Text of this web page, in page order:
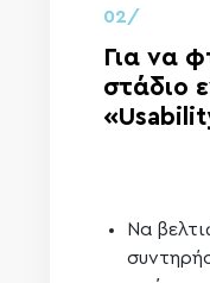
02/
Για να
στάδιο
Να